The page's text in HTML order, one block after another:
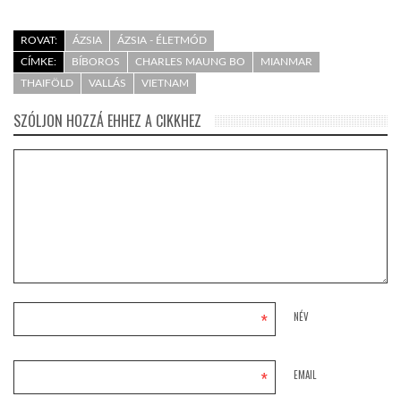
ROVAT: ÁZSIA
ÁZSIA - ÉLETMÓD
CÍMKE:
BÍBOROS CHARLES MAUNG BO
MIANMAR
THAIFÖLD
VALLÁS VIETNAM
SZÓLJON HOZZÁ EHHEZ A CIKKHEZ
NÉV
*
EMAIL
*